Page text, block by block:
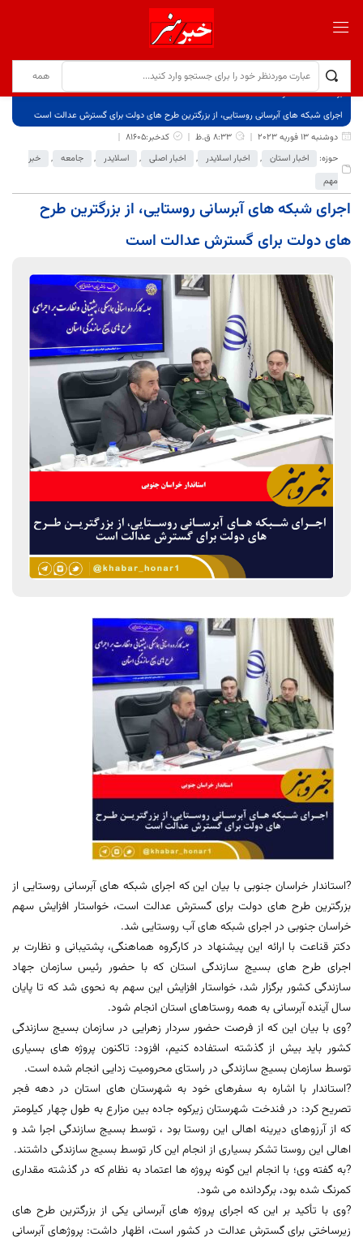
برگ نخست
نوشته‌ها
اجرای شبکه های آبرسانی روستایی، از بزرگترین طرح های دولت برای گسترش عدالت است
دوشنبه 13 فوریه 2023
8:33 ق.ظ
کدخبر:81605
حوزه:
اخبار استان , اخبار اسلایدر , اخبار اصلی , اسلایدر , جامعه ,
خبر
مهم
اجرای شبکه های آبرسانی روستایی، از بزرگترین طرح
های دولت برای گسترش عدالت است
?استاندار خراسان جنوبی با بیان این که اجرای شبکه های آبرسانی روستایی از
بزرگترین طرح های دولت برای گسترش عدالت است، خواستار افزایش سهم
خراسان جنوبی در اجرای شبکه های آب روستایی شد.
دکتر قناعت با ارائه این پیشنهاد در کارگروه هماهنگی، پشتیبانی و نظارت بر
اجرای طرح های بسیج سازندگی استان که با حضور رئیس سازمان جهاد
سازندگی کشور برگزار شد، خواستار افزایش این سهم به نحوی شد که تا پایان
سال آینده آبرسانی به همه روستاهای استان انجام شود.
?وی با بیان این که از فرصت حضور سردار زهرایی در سازمان بسیج سازندگی
کشور باید بیش از گذشته استفاده کنیم، افزود: تاکنون پروژه های بسیاری
توسط سازمان بسیج سازندگی در راستای محرومیت زدایی انجام شده است.
?استاندار با اشاره به سفرهای خود به شهرستان های استان در دهه فجر
تصریح کرد: در فندخت شهرستان زیرکوه جاده بین مزارع به طول چهار کیلومتر
که از آرزوهای دیرینه اهالی این روستا بود ، توسط بسیج سازندگی اجرا شد و
اهالی این روستا تشکر بسیاری از انجام این کار توسط بسیج سازندگی داشتند.
?به گفته وی؛ با انجام این گونه پروژه ها اعتماد به نظام که در گذشته مقداری
کمرنگ شده بود، برگردانده می شود.
?وی با تأکید بر این که اجرای پروژه های آبرسانی یکی از بزرگترین طرح های
زیرساختی برای گسترش عدالت در کشور است، اظهار داشت: پروژهای آبرسانی